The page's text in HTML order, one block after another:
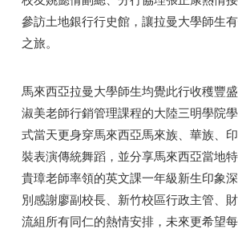
參訪土地銀行行史館，讓拉曼大學師生
之旅。
馬來西亞拉曼大學師生均覺此行收穫豐
淑美老師行銷管理課程的大陸三明學院
式當天更身穿馬來西亞馬來族、華族、
裝表演傳統舞蹈，並分享馬來西亞當地
貴璋老師率領的英文課一年級新生印象
別感謝廖副校長、新竹校區行政主管、
流組所有同仁的熱情安排，未來更希望